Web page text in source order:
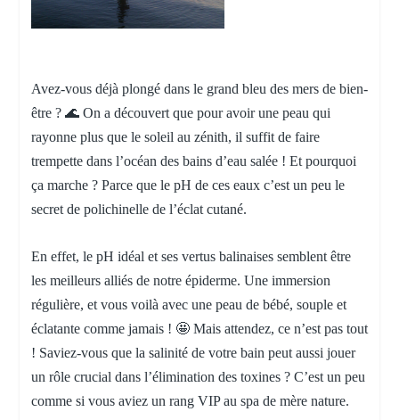
Avez-vous déjà plongé dans le grand bleu des mers de bien-
être ? 🌊 On a découvert que pour avoir une peau qui
rayonne plus que le soleil au zénith, il suffit de faire
trempette dans l’océan des bains d’eau salée ! Et pourquoi
ça marche ? Parce que le pH de ces eaux c’est un peu le
secret de polichinelle de l’éclat cutané.
En effet, le pH idéal et ses vertus balinaises semblent être
les meilleurs alliés de notre épiderme. Une immersion
régulière, et vous voilà avec une peau de bébé, souple et
éclatante comme jamais ! 🤩 Mais attendez, ce n’est pas tout
! Saviez-vous que la salinité de votre bain peut aussi jouer
un rôle crucial dans l’élimination des toxines ? C’est un peu
comme si vous aviez un rang VIP au spa de mère nature.